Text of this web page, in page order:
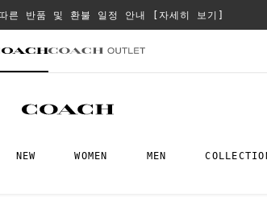
른 반품 및 환불 일정 안내 [자세히 보기]
NEW WOMEN MEN